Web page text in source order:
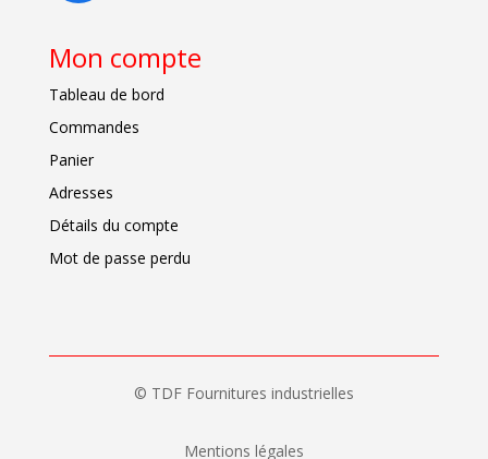
Mon compte
Tableau de bord
Commandes
Panier
Adresses
Détails du compte
Mot de passe perdu
© TDF Fournitures industrielles
Mentions légales